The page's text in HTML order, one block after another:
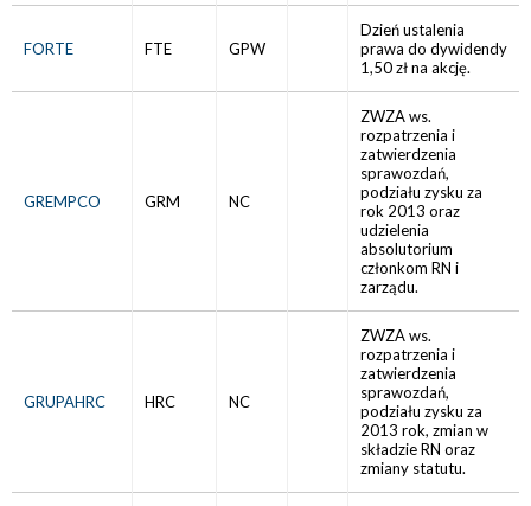
FORTE FTE GPW
Dzień ustalenia
prawa do dywidendy
1,50 zł na akcję.
GREMPCO GRM NC
ZWZA ws.
rozpatrzenia i
zatwierdzenia
sprawozdań,
podziału zysku za
rok 2013 oraz
udzielenia
absolutorium
członkom RN i
zarządu.
GRUPAHRC HRC NC
ZWZA ws.
rozpatrzenia i
zatwierdzenia
sprawozdań,
podziału zysku za
2013 rok, zmian w
składzie RN oraz
zmiany statutu.